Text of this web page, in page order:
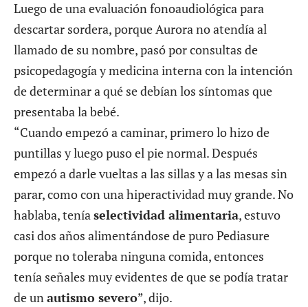
Luego de una evaluación fonoaudiológica para
descartar sordera, porque Aurora no atendía al
llamado de su nombre, pasó por consultas de
psicopedagogía y medicina interna con la intención
de determinar a qué se debían los síntomas que
presentaba la bebé.
“Cuando empezó a caminar, primero lo hizo de
puntillas y luego puso el pie normal. Después
empezó a darle vueltas a las sillas y a las mesas sin
parar, como con una hiperactividad muy grande. No
hablaba, teníaselectividad alimentaria, estuvo
casi dos años alimentándose de puro Pediasure
porque no toleraba ninguna comida, entonces
tenía señales muy evidentes de que se podía tratar
de unautismo severo”, dijo.